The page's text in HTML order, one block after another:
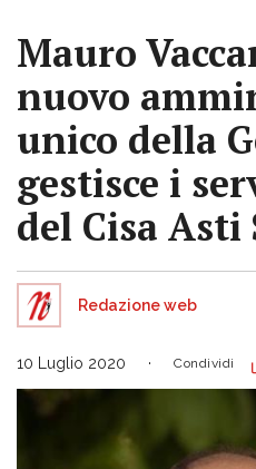
Mauro
nuovo
unico della
gestisce i
del Cisa Asti
Redazione web
10 Luglio 2020 Condividi